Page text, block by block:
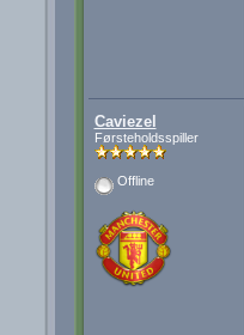
Caviezel
Førsteholdsspiller
Offline